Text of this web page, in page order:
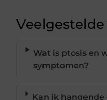
Wat is ptosis en
symptomen?
Kan ik